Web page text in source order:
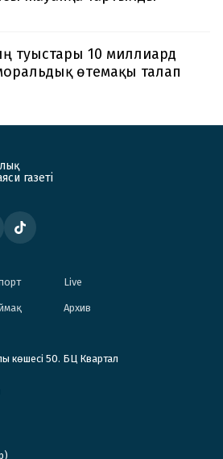
туыстары 10 миллиард
өтемақы талап
газеті
Live
Архив
көшесі 50. БЦ Квартал